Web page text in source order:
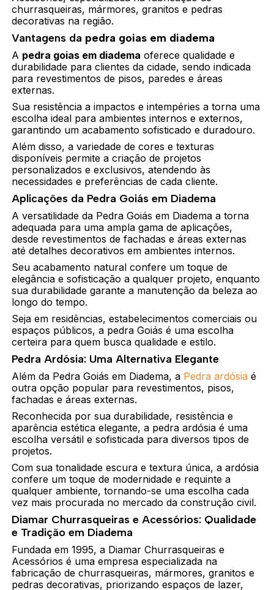
churrasqueiras, mármores, granitos e pedras
decorativas na região.
Vantagens da pedra goias em diadema
A pedra goias em diadema oferece qualidade e
durabilidade para clientes da cidade, sendo indicada
para revestimentos de pisos, paredes e áreas
externas.
Sua resistência a impactos e intempéries a torna uma
escolha ideal para ambientes internos e externos,
garantindo um acabamento sofisticado e duradouro.
Além disso, a variedade de cores e texturas
disponíveis permite a criação de projetos
personalizados e exclusivos, atendendo às
necessidades e preferências de cada cliente.
Aplicações da Pedra Goiás em Diadema
A versatilidade da Pedra Goiás em Diadema a torna
adequada para uma ampla gama de aplicações,
desde revestimentos de fachadas e áreas externas
até detalhes decorativos em ambientes internos.
Seu acabamento natural confere um toque de
elegância e sofisticação a qualquer projeto, enquanto
sua durabilidade garante a manutenção da beleza ao
longo do tempo.
Seja em residências, estabelecimentos comerciais ou
espaços públicos, a pedra Goiás é uma escolha
certeira para quem busca qualidade e estilo.
Pedra Ardósia: Uma Alternativa Elegante
Além da Pedra Goiás em Diadema, a Pedra ardósia é
outra opção popular para revestimentos, pisos,
fachadas e áreas externas.
Reconhecida por sua durabilidade, resistência e
aparência estética elegante, a pedra ardósia é uma
escolha versátil e sofisticada para diversos tipos de
projetos.
Com sua tonalidade escura e textura única, a ardósia
confere um toque de modernidade e requinte a
qualquer ambiente, tornando-se uma escolha cada
vez mais procurada no mercado da construção civil.
Diamar Churrasqueiras e Acessórios: Qualidade
e Tradição em Diadema
Fundada em 1995, a Diamar Churrasqueiras e
Acessórios é uma empresa especializada na
fabricação de churrasqueiras, mármores, granitos e
pedras decorativas, priorizando espaços de lazer,